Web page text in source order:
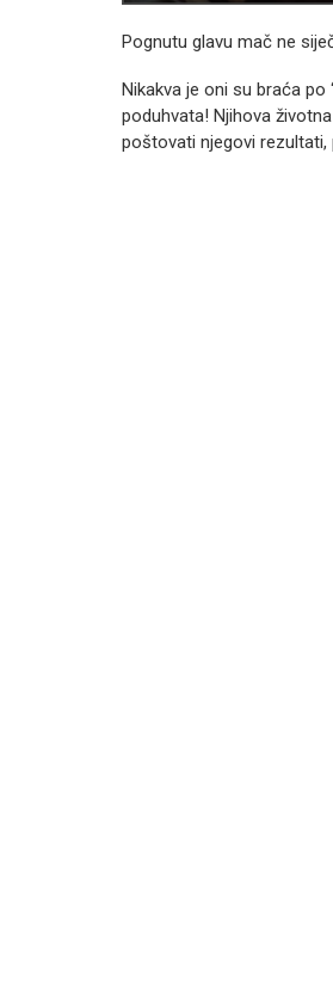
Pognutu glavu mač ne
Nikakva je oni su braća po
poduhvata! Njihova
poštovati njegovi rezultati,